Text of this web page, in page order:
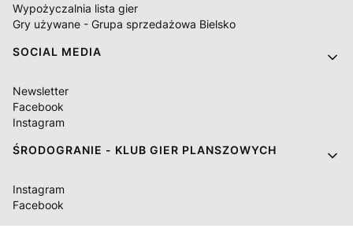
Wypożyczalnia lista gier
Gry używane - Grupa sprzedażowa Bielsko
SOCIAL MEDIA
Newsletter
Facebook
Instagram
ŚRODOGRANIE - KLUB GIER PLANSZOWYCH
Instagram
Facebook